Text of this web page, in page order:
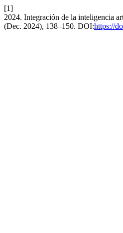
[1]
2024. Integración de la inteligencia
(Dec. 2024), 138–150. DOI:https://